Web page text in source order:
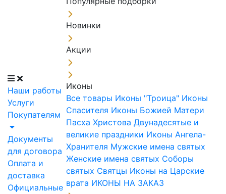
Наши работы
Услуги
Покупателям
Документы
для договора
Оплата и
доставка
Официальные
Новинки
Акции
Иконы
Все товары Иконы "Троица" Иконы
Спасителя Иконы Божией Матери
Пасха Христова Двунадесятые и
великие праздники Иконы Ангела-
Хранителя Мужские имена святых
Женские имена святых Соборы
святых Святцы Иконы на Царские
врата ИКОНЫ НА ЗАКАЗ